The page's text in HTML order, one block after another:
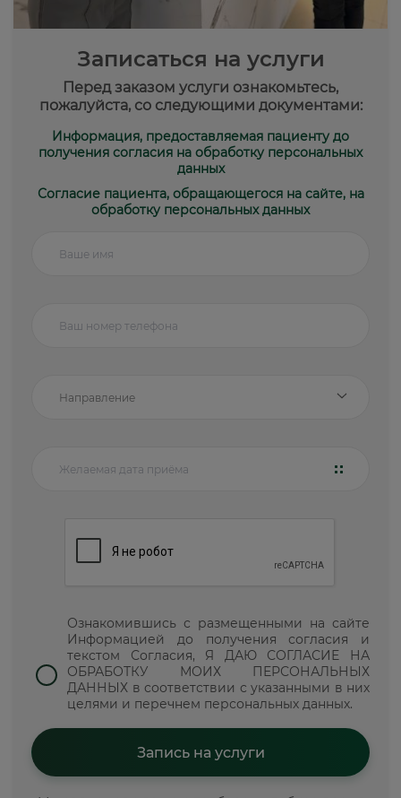
Записаться на услуги
Перед заказом услуги ознакомьтесь,
пожалуйста, со следующими документами:
Информация, предоставляемая пациенту до
получения согласия на обработку персональных
данных
Согласие пациента, обращающегося на сайте, на
обработку персональных данных
Направление
Ознакомившись с размещенными на сайте
Информацией до получения согласия и
текстом Согласия, Я ДАЮ СОГЛАСИЕ НА
ОБРАБОТКУ МОИХ ПЕРСОНАЛЬНЫХ
ДАННЫХ в соответствии с указанными в них
целями и перечнем персональных данных.